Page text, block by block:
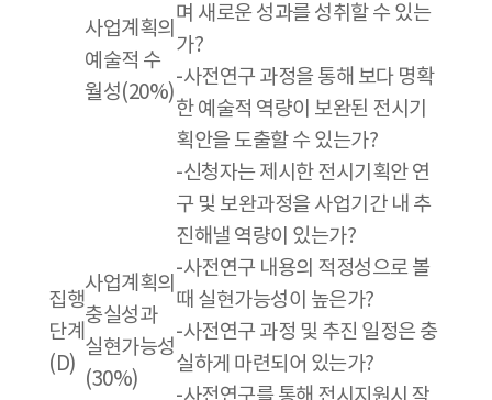
사업계획의
예술적 수
월성(20%)
며 새로운 성과를 성취할 수 있는
가?
-사전연구 과정을 통해 보다 명확
한 예술적 역량이 보완된 전시기
획안을 도출할 수 있는가?
집행
단계
(D)
사업계획의
충실성과
실현가능성
(30%)
-신청자는 제시한 전시기획안 연
구 및 보완과정을 사업기간 내 추
진해낼 역량이 있는가?
-사전연구 내용의 적정성으로 볼
때 실현가능성이 높은가?
-사전연구 과정 및 추진 일정은 충
실하게 마련되어 있는가?